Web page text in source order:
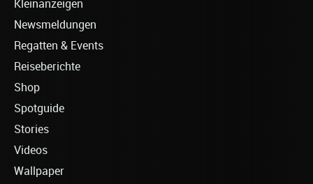
Kleinanzeigen
Newsmeldungen
Regatten & Events
Reiseberichte
Shop
Spotguide
Stories
Videos
Wallpaper